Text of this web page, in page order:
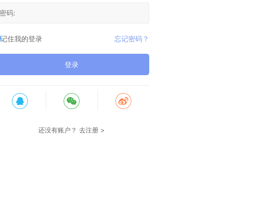
记住我的登录 忘记密码？
登录
还没有账户？去注册 >